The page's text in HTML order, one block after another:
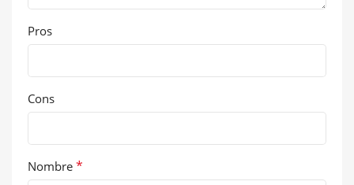
Pros
Cons
Nombre *